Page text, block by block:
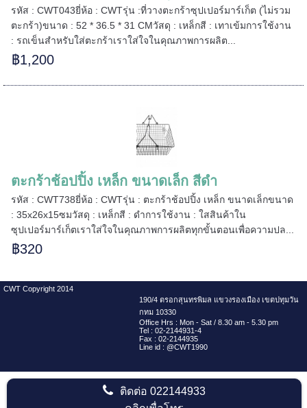
รหัส : CWT043ยี่ห้อ : CWTรุ่น :ที่วางตะกร้าซุปเปอร์มาร์เก็ต (ไม่รวม
ตะกร้า)ขนาด : 52 * 36.5 * 31 CMวัสดุ : เหล็กสี : เทาเข้มการใช้งาน
: รถเข็นสำหรับใส่ตะกร้าเราใส่ใจในคุณภาพการผลิต...
฿1,200
ตะกร้าช้อปปิ้ง เหล็ก ขนาดเล็ก สีดำ
รหัส : CWT738ยี่ห้อ : CWTรุ่น : ตะกร้าช้อปปิ้ง เหล็ก ขนาดเล็กขนาด
: 35x26x15ซมวัสดุ : เหล็กสี : ดำการใช้งาน : ใสสินค้าใน
ซุปเปอร์มาร์เก็ตเราใส่ใจในคุณภาพการผลิตทุกขั้นตอนเพื่อความปล...
฿320
CWT Copyright 2014
190/4 ตรอกสุนทรพิมล แขวงรองเมือง เขตปทุมวัน
กทม 10330
Office Hrs : Mon - Sat / 8.30 am - 5.30 pm
Tel : 02-2144931-4
Fax : 02-2144935
Line id : @CWT1990
ติดต่อ 022144933